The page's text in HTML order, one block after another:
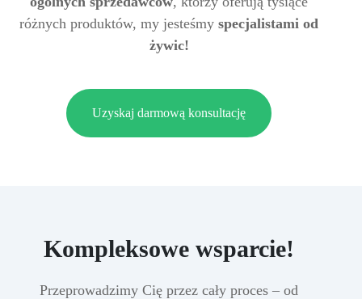
różnych produktów, my jesteśmy specjalistami od
żywic!
Uzyskaj darmową konsultację
Kompleksowe wsparcie!
Przeprowadzimy Cię przez cały proces – od